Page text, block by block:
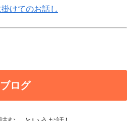
けてのお話し
ログ